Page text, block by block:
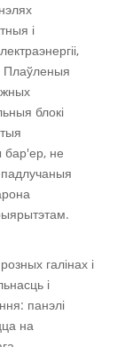
і
Плаўленыя
блокі
бар'ер, не
галінах і
і
панэлі
на